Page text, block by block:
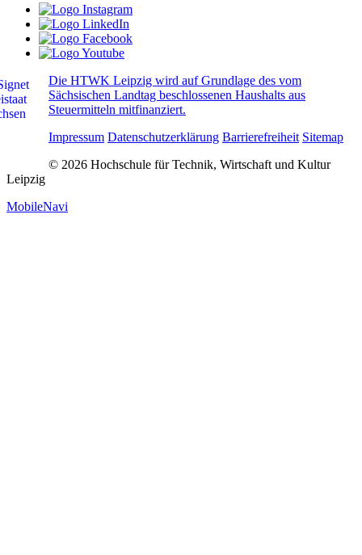
Die HTWK Leipzig wird auf Grundlage des vom
Sächsischen Landtag beschlossenen Haushalts aus
Steuermitteln mitfinanziert.
Impressum Datenschutzerklärung Barrierefreiheit Sitemap
© 2026 Hochschule für Technik, Wirtschaft und Kultur
Leipzig
MobileNavi